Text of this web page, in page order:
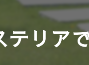
テリア